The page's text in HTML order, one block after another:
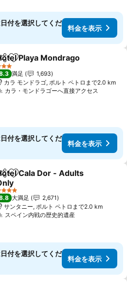
付を選択してくだ
料金を表示
ェアお気に入りに追加
Playa Mondrago
テルのランク
満足
1,693
カラ モンドラゴ, ポルト ペトロまで2.0 km
カラ・モンドラゴーへ直接アクセス
付を選択してくだ
料金を表示
ェアお気に入りに追加
Cala Dor - Adults
ホテルのランク
大満足
2,671
サンタニー, ポルト ペトロまで2.0 km
スペイン内戦の歴史的遺産
付を選択してくだ
料金を表示